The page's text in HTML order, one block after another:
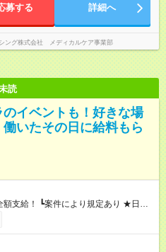
募する 詳細へ
ング株式会社 メディカルケア事業部
読
イベントも！好きな場
いたその日に給料もら
いたその日に現金GET♪ お仕事後はコ
とせます！ 【試用期間】試